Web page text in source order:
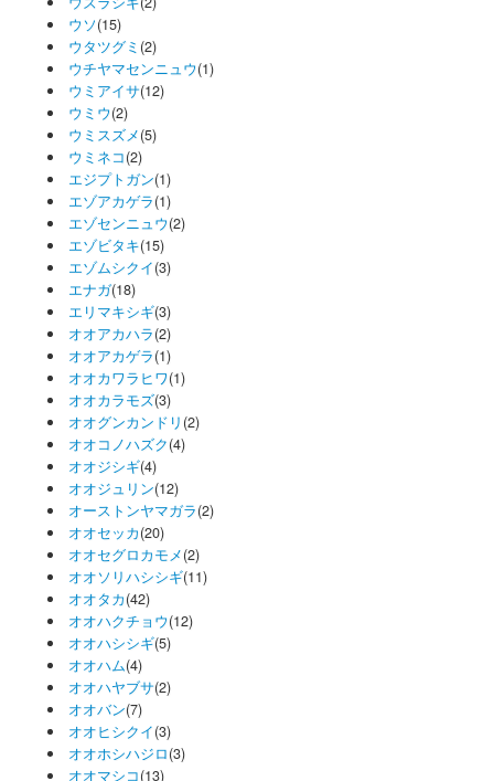
ウソ(15)
ウタツグミ (2)
ウチヤマセンニュウ(1)
ウミアイサ(12)
ウミウ(2)
ウミスズメ(5)
ウミネコ(2)
エジプトガン(1)
エゾアカゲラ(1)
エゾセンニュウ(2)
エゾビタキ(15)
エゾムシクイ(3)
エナガ(18)
エリマキシギ(3)
オオアカハラ(2)
オオアカゲラ(1)
オオカワラヒワ(1)
オオカラモズ(3)
オオグンカンドリ (2)
オオコノハズク(4)
オオジシギ(4)
オオジュリン(12)
オーストンヤマガラ(2)
オオセッカ(20)
オオセグロカモメ(2)
オオソリハシシギ(11)
オオタカ(42)
オオハクチョウ(12)
オオハシシギ(5)
オオハム(4)
オオハヤブサ(2)
オオバン(7)
オオヒシクイ(3)
オオホシハジロ(3)
オオマシコ(13)